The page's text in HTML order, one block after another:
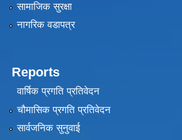
सामाजिक सुरक्षा
नागरिक वडापत्र
Reports
वार्षिक प्रगति प्रतिवेदन
चौमासिक प्रगति प्रतिवेदन
सार्वजनिक सुनुवाई